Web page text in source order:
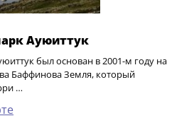
Ауюиттук
был основан в 2001-м году на
Баффинова Земля, который
…